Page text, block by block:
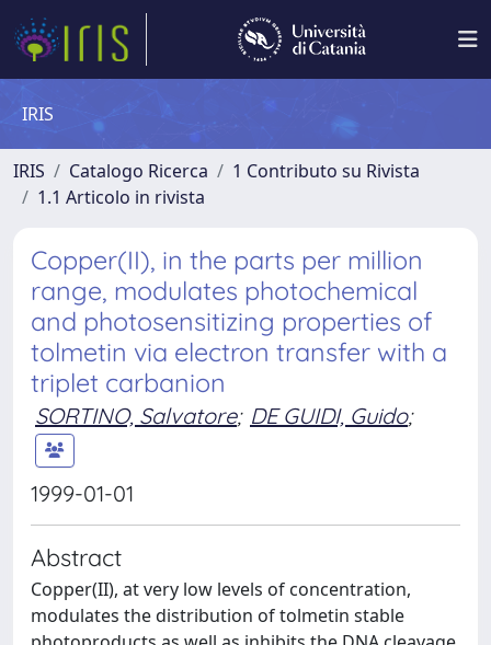
IRIS
IRIS Catalogo Ricerca
1 Contributo su Rivista
1.1 Articolo in rivista
Copper(II), in the parts per million
range, modulates photochemical
and photosensitizing properties of
tolmetin via electron transfer with a
triplet carbanion
SORTINO, Salvatore; DE GUIDI, Guido;
1999-01-01
Abstract
Copper(II), at very low levels of concentration,
modulates the distribution of tolmetin stable